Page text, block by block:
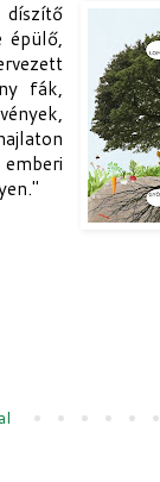
díszítő
épülő,
fák,